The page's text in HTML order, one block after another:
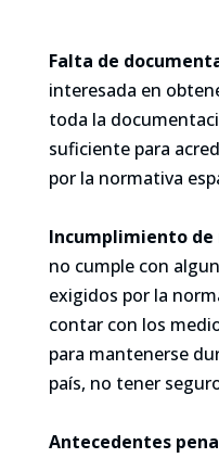
Falta de
interesada en
toda la
suficiente para
por la normativa
Incumplimiento
no cumple con
exigidos por la
contar con los
para mantenerse
país, no tener
Antecedentes